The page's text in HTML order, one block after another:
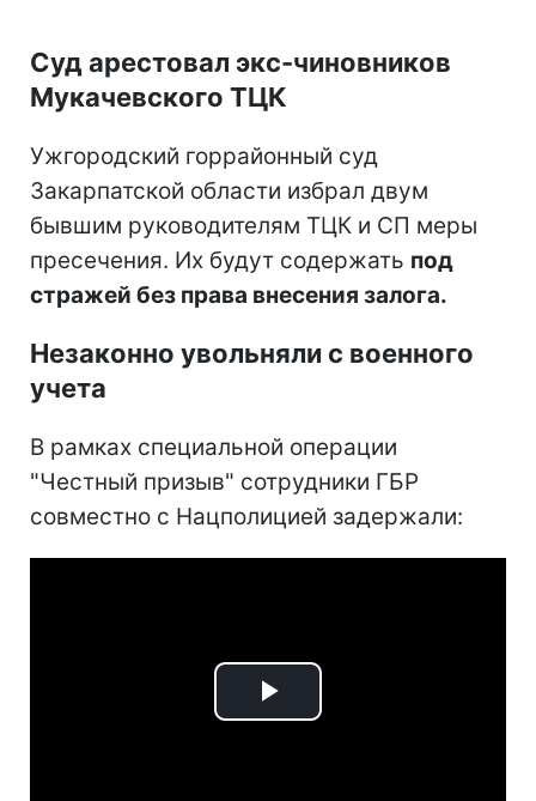
Суд арестовал экс-чиновников
Мукачевского ТЦК
Ужгородский горрайонный суд
Закарпатской области избрал двум
бывшим руководителям ТЦК и СП меры
пресечения. Их будут содержать под
стражей без права внесения залога.
Незаконно увольняли с военного
учета
В рамках специальной операции
"Честный призыв" сотрудники ГБР
совместно с Нацполицией задержали:
Play